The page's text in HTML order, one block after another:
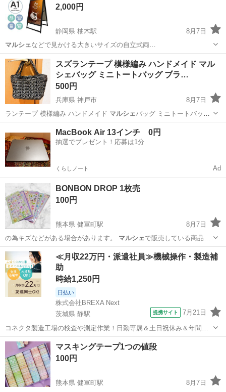
2,000円
静岡県 柚木駅
8月7日
マルシェなどで見かける大きいサイズの自立式両…
静岡 富士市 柚木駅 その他
スズランテープ 模様編み ハンドメイド マル
シェバッグ ミニトートバッグ ブラ…
500円
兵庫県 神戸市
8月7日
ランテープ 模様編み ハンドメイド マルシェバッグ ミニトートバッグ
ブラック …神戸市 バッグ
MacBook Air 13インチ 0円
抽選でプレゼント！応募は1分
くらしノート Ad
BONBON DROP 1枚売
100円
熊本県 健軍町駅
8月7日
の為キズなどがある場合があります。 マルシェで販売している商品で
す。 ▪▫❑⧉◻…
熊本 熊本市 健軍町駅 パズル DROP
≪月収22万円・派遣社員≫機械操作・製造補
助
時給1,250円
日払い
株式会社BREXA Next
茨城県 静駅
提携サイト 7月21日
コネクタ製造工場の検査や測定作業！日勤専属＆土日祝休み＆年間休
日128日★クリーンルーム内作業★マイカー通勤OK＆無料駐車場あり
★就業先食堂利用可！日払い制度あり！《茨城県常陸大宮市》 人気の
工場のお仕事 ◇コネクタ製造工...
茨城 常陸大宮市 静駅 その他
マスキングテープ1つの値段
100円
熊本県 健軍町駅
8月7日